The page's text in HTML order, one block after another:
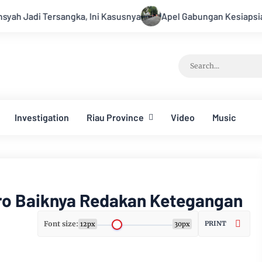
Ini Kasusnya Apel Gabungan Kesiapsiagaan Untuk
Investigation Riau Province Video Music
Baiknya Redakan Ketegangan
Font size: 12px 30px PRINT